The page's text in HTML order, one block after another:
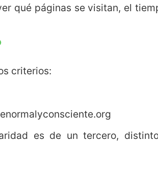
qué páginas se visitan, el
criterios:
es de un tercero,